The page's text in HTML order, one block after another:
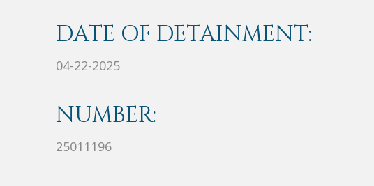
DATE OF DETAINMENT:
04-22-2025
NUMBER:
25011196